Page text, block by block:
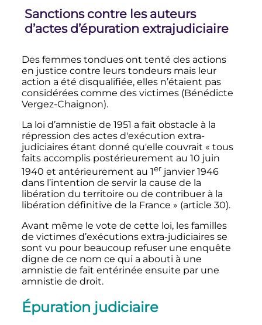
Sanctions contre les auteurs
d’actes d’épuration extrajudiciaire
Des femmes tondues ont tenté des actions
en justice contre leurs tondeurs mais leur
action a été disqualifiée, elles n’étaient pas
considérées comme des victimes (Bénédicte
Vergez-Chaignon).
La loi d’amnistie de 1951 a fait obstacle à la
répression des actes d'exécution extra-
judiciaires étant donné qu'elle couvrait « tous
faits accomplis postérieurement au 10 juin
1940 et antérieurement au 1erjanvier 1946
dans l’intention de servir la cause de la
libération du territoire ou de contribuer à la
libération définitive de la France » (article 30).
Avant même le vote de cette loi, les familles
de victimes d’exécutions extra-judiciaires se
sont vu pour beaucoup refuser une enquête
digne de ce nom ce qui a abouti à une
amnistie de fait entérinée ensuite par une
amnistie de droit.
Épuration judiciaire